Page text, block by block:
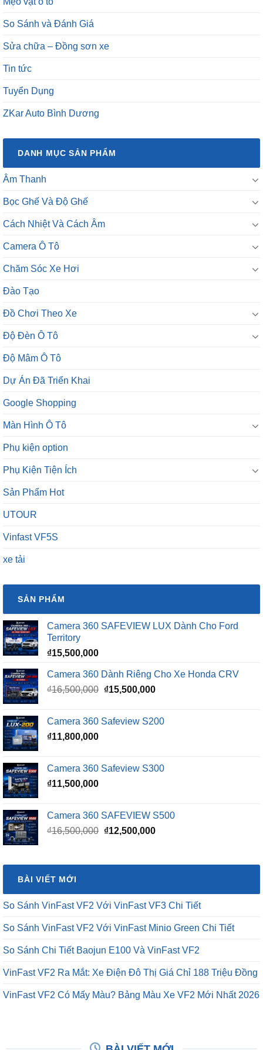
So Sánh và Đánh Giá
Sửa chữa – Đồng sơn xe
Tin tức
Tuyển Dụng
ZKar Auto Bình Dương
DANH MỤC SẢN PHẨM
Âm Thanh
Bọc Ghế Và Độ Ghế
Cách Nhiệt Và Cách Âm
Camera Ô Tô
Chăm Sóc Xe Hơi
Đào Tạo
Đồ Chơi Theo Xe
Độ Đèn Ô Tô
Độ Mâm Ô Tô
Dự Án Đã Triển Khai
Google Shopping
Màn Hình Ô Tô
Phụ kiện option
Phụ Kiện Tiện Ích
Sản Phẩm Hot
UTOUR
Vinfast VF5S
xe tải
SẢN PHẨM
Camera 360 SAFEVIEW LUX Dành Cho Ford
Territory
₫15,500,000
Camera 360 Dành Riêng Cho Xe Honda CRV
₫16,500,000 Giá
₫16,500,000.
₫15,500,000Giá
là:
Camera 360 Safeview S200
₫11,800,000
Camera 360 Safeview S300
₫11,500,000
Camera 360 SAFEVIEW S500
₫16,500,000 Giá
₫16,500,000.
₫12,500,000Giá
là:
BÀI VIẾT MỚI
So Sánh VinFast VF2 Với VinFast VF3 Chi Tiết
So Sánh VinFast VF2 Với VinFast Minio Green Chi Tiết
So Sánh Chi Tiết Baojun E100 Và VinFast VF2
VinFast VF2 Ra Mắt: Xe Điện Đô Thị Giá Chỉ 188 Triệu Đồng
VinFast VF2 Có Mấy Màu? Bảng Màu Xe VF2 Mới Nhất 2026